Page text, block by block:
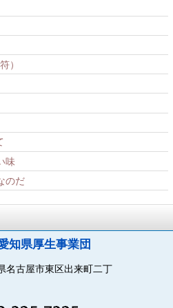
）
味
のだ
知県厚生事業団
古屋市東区出来町二丁